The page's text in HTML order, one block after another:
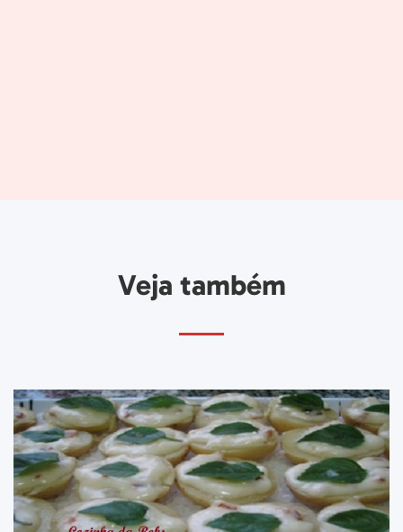
Veja também